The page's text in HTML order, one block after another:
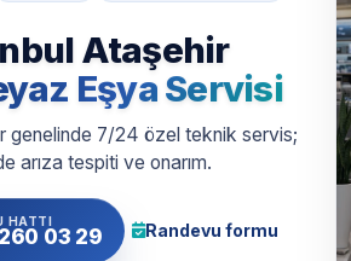
Ataşehir
Eşya Servisi
genelinde 7/24 özel teknik servis;
arıza tespiti ve onarım.
HATTI
03 29 Randevu formu